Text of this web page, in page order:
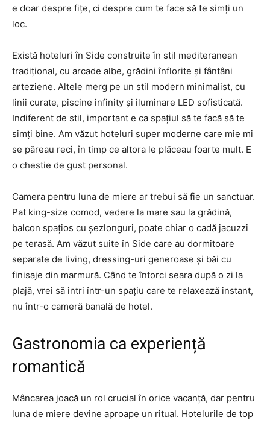
e doar despre fițe, ci despre cum te face să te simți un
loc.
Există hoteluri în Side construite în stil mediteranean
tradițional, cu arcade albe, grădini înflorite și fântâni
arteziene. Altele merg pe un stil modern minimalist, cu
linii curate, piscine infinity și iluminare LED sofisticată.
Indiferent de stil, important e ca spațiul să te facă să te
simți bine. Am văzut hoteluri super moderne care mie mi
se păreau reci, în timp ce altora le plăceau foarte mult. E
o chestie de gust personal.
Camera pentru luna de miere ar trebui să fie un sanctuar.
Pat king-size comod, vedere la mare sau la grădină,
balcon spațios cu șezlonguri, poate chiar o cadă jacuzzi
pe terasă. Am văzut suite în Side care au dormitoare
separate de living, dressing-uri generoase și băi cu
finisaje din marmură. Când te întorci seara după o zi la
plajă, vrei să intri într-un spațiu care te relaxează instant,
nu într-o cameră banală de hotel.
Gastronomia ca experiență
romantică
Mâncarea joacă un rol crucial în orice vacanță, dar pentru
luna de miere devine aproape un ritual. Hotelurile de top